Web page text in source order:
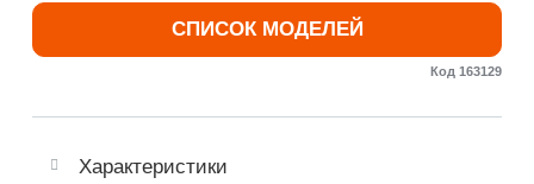
СПИСОК МОДЕЛЕЙ
Код 163129
Характеристики